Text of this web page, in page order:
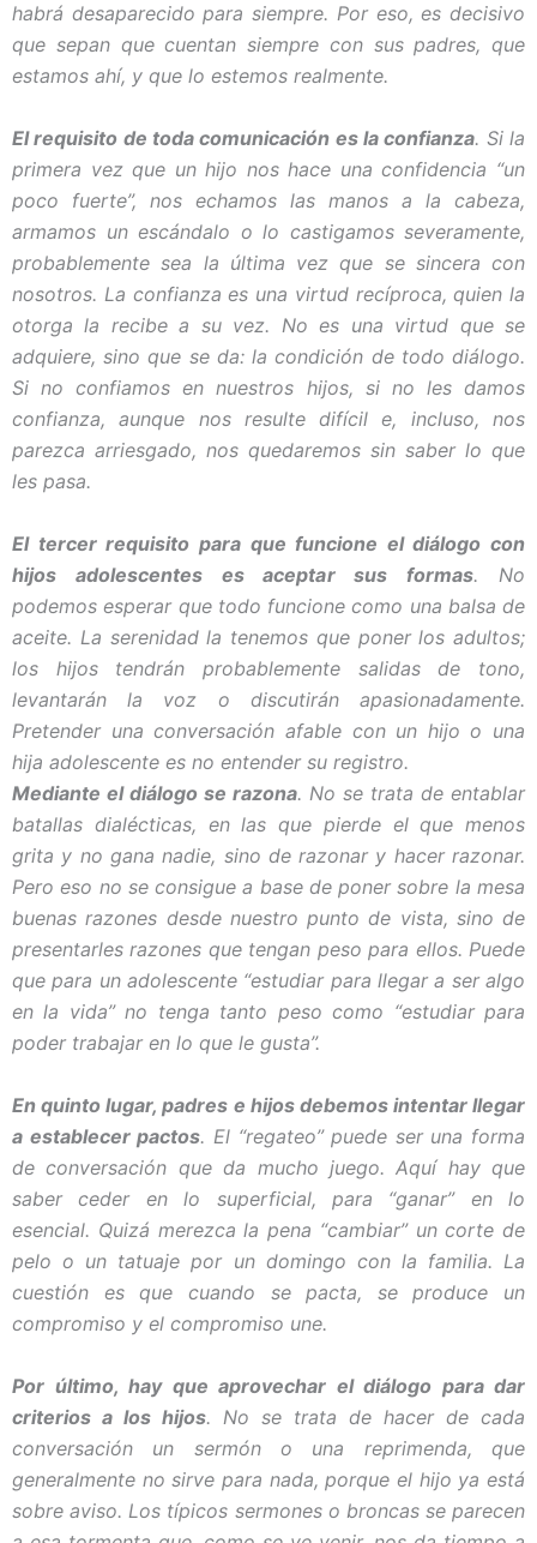
habrá desaparecido para siempre. Por eso, es decisivo
que sepan que cuentan siempre con sus padres, que
estamos ahí, y que lo estemos realmente.
El requisito de toda comunicación es la confianza. Si la
primera vez que un hijo nos hace una confidencia “un
poco fuerte”, nos echamos las manos a la cabeza,
armamos un escándalo o lo castigamos severamente,
probablemente sea la última vez que se sincera con
nosotros. La confianza es una virtud recíproca, quien la
otorga la recibe a su vez. No es una virtud que se
adquiere, sino que se da: la condición de todo diálogo.
Si no confiamos en nuestros hijos, si no les damos
confianza, aunque nos resulte difícil e, incluso, nos
parezca arriesgado, nos quedaremos sin saber lo que
les pasa.
El tercer requisito para que funcione el diálogo con
hijos adolescentes es aceptar sus formas. No
podemos esperar que todo funcione como una balsa de
aceite. La serenidad la tenemos que poner los adultos;
los hijos tendrán probablemente salidas de tono,
levantarán la voz o discutirán apasionadamente.
Pretender una conversación afable con un hijo o una
hija adolescente es no entender su registro.
Mediante el diálogo se razona. No se trata de entablar
batallas dialécticas, en las que pierde el que menos
grita y no gana nadie, sino de razonar y hacer razonar.
Pero eso no se consigue a base de poner sobre la mesa
buenas razones desde nuestro punto de vista, sino de
presentarles razones que tengan peso para ellos. Puede
que para un adolescente “estudiar para llegar a ser algo
en la vida” no tenga tanto peso como “estudiar para
poder trabajar en lo que le gusta”.
En quinto lugar, padres e hijos debemos intentar llegar
a establecer pactos. El “regateo” puede ser una forma
de conversación que da mucho juego. Aquí hay que
saber ceder en lo superficial, para “ganar” en lo
esencial. Quizá merezca la pena “cambiar” un corte de
pelo o un tatuaje por un domingo con la familia. La
cuestión es que cuando se pacta, se produce un
compromiso y el compromiso une.
Por último, hay que aprovechar el diálogo para dar
criterios a los hijos. No se trata de hacer de cada
conversación un sermón o una reprimenda, que
generalmente no sirve para nada, porque el hijo ya está
sobre aviso. Los típicos sermones o broncas se parecen